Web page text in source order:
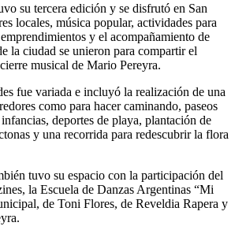
su tercera edición y se disfrutó en San
locales, música popular, actividades para
y el acompañamiento de
la ciudad se unieron para compartir el
musical de Mario Pereyra.
fue variada e incluyó la realización de una
como para hacer caminando, paseos
deportes de playa, plantación de
y una recorrida para redescubrir la flora
tuvo su espacio con la participación del
la Escuela de Danzas Argentinas “Mi
de Toni Flores, de Reveldia Rapera y